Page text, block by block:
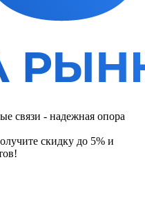
связи - надежная опора
скидку до 5% и